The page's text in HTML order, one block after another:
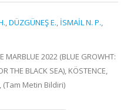
,DÜZGÜNEŞ E., İSMAİL N. P.,
MARBLUE 2022 (BLUE GROWHT:
THE BLACK SEA), KÖSTENCE,
(Tam Metin Bildiri)